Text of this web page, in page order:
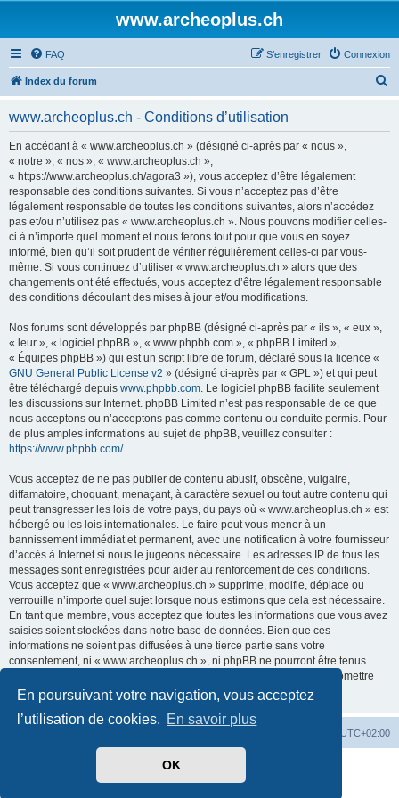
En poursuivant votre navigation, vous acceptez
l’utilisation de cookies. En savoir plus
OK
www.archeoplus.ch
FAQ Connexion
S’enregistrer
Index du forum
www.archeoplus.ch - Conditions d’utilisation
En accédant à « www.archeoplus.ch » (désigné ci-après par « nous »,
« notre », « nos », « www.archeoplus.ch »,
« https://www.archeoplus.ch/agora3 »), vous acceptez d’être légalement
responsable des conditions suivantes. Si vous n’acceptez pas d’être
légalement responsable de toutes les conditions suivantes, alors n’accédez
pas et/ou n’utilisez pas « www.archeoplus.ch ». Nous pouvons modifier celles-
ci à n’importe quel moment et nous ferons tout pour que vous en soyez
informé, bien qu’il soit prudent de vérifier régulièrement celles-ci par vous-
même. Si vous continuez d’utiliser « www.archeoplus.ch » alors que des
changements ont été effectués, vous acceptez d’être légalement responsable
des conditions découlant des mises à jour et/ou modifications.
Nos forums sont développés par phpBB (désigné ci-après par « ils », « eux »,
« leur », « logiciel phpBB », « www.phpbb.com », « phpBB Limited »,
« Équipes phpBB ») qui est un script libre de forum, déclaré sous la licence «
GNU General Public License v2 » (désigné ci-après par « GPL ») et qui peut
être téléchargé depuis www.phpbb.com. Le logiciel phpBB facilite seulement
les discussions sur Internet. phpBB Limited n’est pas responsable de ce que
nous acceptons ou n’acceptons pas comme contenu ou conduite permis. Pour
de plus amples informations au sujet de phpBB, veuillez consulter :
https://www.phpbb.com/.
Vous acceptez de ne pas publier de contenu abusif, obscène, vulgaire,
diffamatoire, choquant, menaçant, à caractère sexuel ou tout autre contenu qui
peut transgresser les lois de votre pays, du pays où « www.archeoplus.ch » est
hébergé ou les lois internationales. Le faire peut vous mener à un
bannissement immédiat et permanent, avec une notification à votre fournisseur
d’accès à Internet si nous le jugeons nécessaire. Les adresses IP de tous les
messages sont enregistrées pour aider au renforcement de ces conditions.
Vous acceptez que « www.archeoplus.ch » supprime, modifie, déplace ou
verrouille n’importe quel sujet lorsque nous estimons que cela est nécessaire.
En tant que membre, vous acceptez que toutes les informations que vous avez
saisies soient stockées dans notre base de données. Bien que ces
informations ne soient pas diffusées à une tierce partie sans votre
consentement, ni « www.archeoplus.ch », ni phpBB ne pourront être tenus
comme responsables en cas de tentative de piratage visant à compromettre
les données.
UTC+02:00
phpBB ® Forum Software © phpBB Limited
phpBB-fr.com